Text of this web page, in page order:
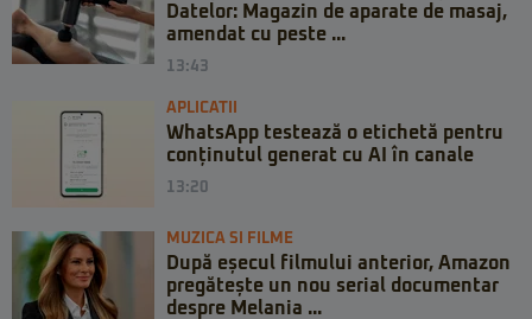
Datelor: Magazin de aparate de masaj,
amendat cu peste ...
13:43
APLICATII
WhatsApp testează o etichetă pentru
conținutul generat cu AI în canale
13:20
MUZICA SI FILME
După eșecul filmului anterior, Amazon
pregătește un nou serial documentar
despre Melania ...